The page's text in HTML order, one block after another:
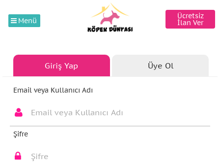
Menü
Ücretsiz
İlan Ver
Giriş Yap Üye Ol
Email veya Kullanıcı Adı
Şifre